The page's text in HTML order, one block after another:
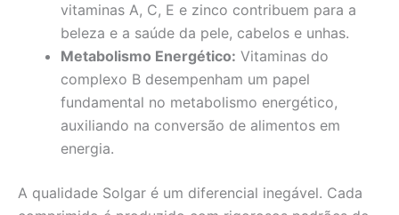
vitaminas A, C, E e zinco contribuem para a
beleza e a saúde da pele, cabelos e unhas.
Metabolismo Energético: Vitaminas do
complexo B desempenham um papel
fundamental no metabolismo energético,
auxiliando na conversão de alimentos em
energia.
A qualidade Solgar é um diferencial inegável. Cada